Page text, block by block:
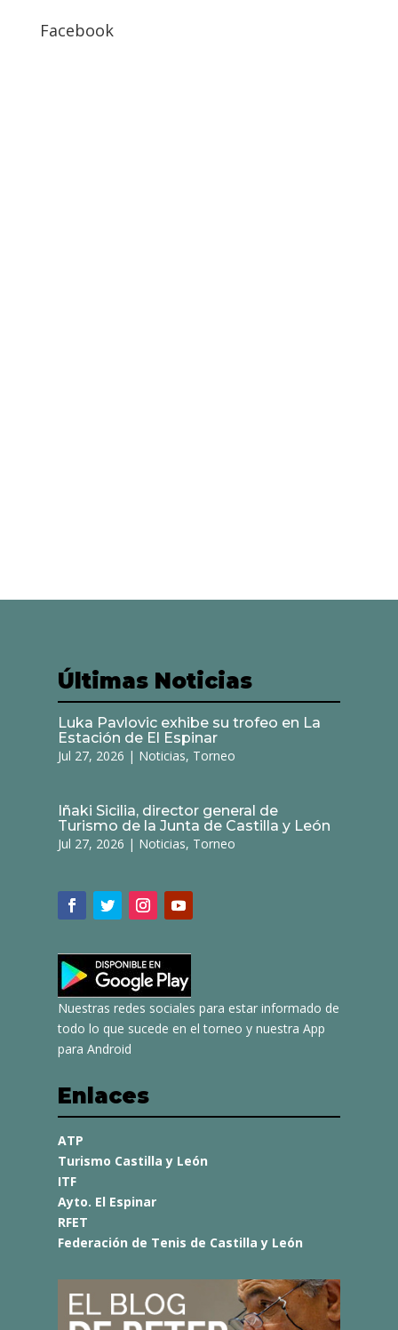
Facebook
Últimas Noticias
Luka Pavlovic exhibe su trofeo en La
Estación de El Espinar
Jul 27, 2026 | Noticias, Torneo
Iñaki Sicilia, director general de
Turismo de la Junta de Castilla y León
Jul 27, 2026 | Noticias, Torneo
Nuestras redes sociales para estar informado de
todo lo que sucede en el torneo y nuestra App
para Android
Enlaces
ATP
Turismo Castilla y León
ITF
Ayto. El Espinar
RFET
Federación de Tenis de Castilla y León